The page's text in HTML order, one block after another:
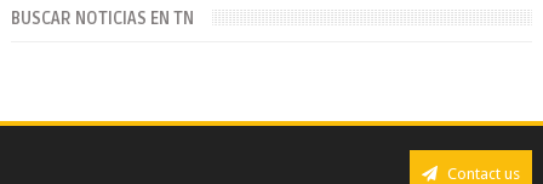
BUSCAR NOTICIAS EN TN
Contact us